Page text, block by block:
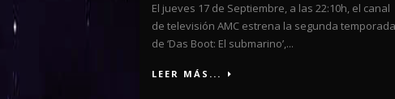
El jueves 17 de Septiembre, a las 22:10h, el canal
de televisión AMC estrena la segunda temporada
de ‘Das Boot: El submarino’,...
LEER MÁS...